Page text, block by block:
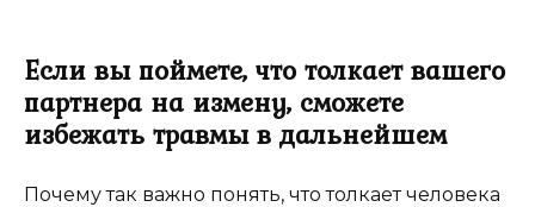
Если вы поймете, что толкает вашего
партнера на измену, сможете
избежать травмы в дальнейшем
Почему так важно понять, что толкает человека